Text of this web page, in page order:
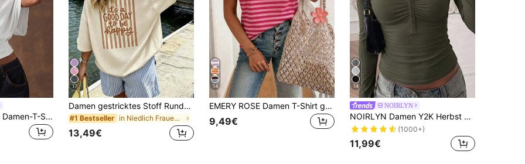
SHEIN BAE Weißes Damen-T-Shirt aus 95 % Baumwolle, schlichtes Sommertop für jeden Tag, minimalistische Fledermausärmel, tailliert, elegant – ideal für Urlaub, Strand und Alltag.
17
Damen gestricktes Stoff Rundhals Kurzarm T-Shirt locker lässiges Oberteil mit 'Good Day To Be Happy' Muster, Y2K Herbst Streetwear Baumwolle Oberteil, Ausflüge
#1 Bestseller in Niedlich Frauen T-Shirts
13,49€
14
EMERY ROSE Damen T-Shirt gestreift Rundhals Casual Kurzarm T-Shirt, Sommer
9,49€
14
NOIRLYN
NOIRLYN Damen Y2K Herbst Lässig Sexy Einfarbiges Spitzen-Kontrast Figurbetontes Langarm V-Ausschnitt Top, Geeignet für den täglichen Arbeitsweg
(1000+)
11,99€